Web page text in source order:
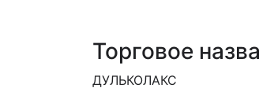
Торговое
ДУЛЬКОЛАКС